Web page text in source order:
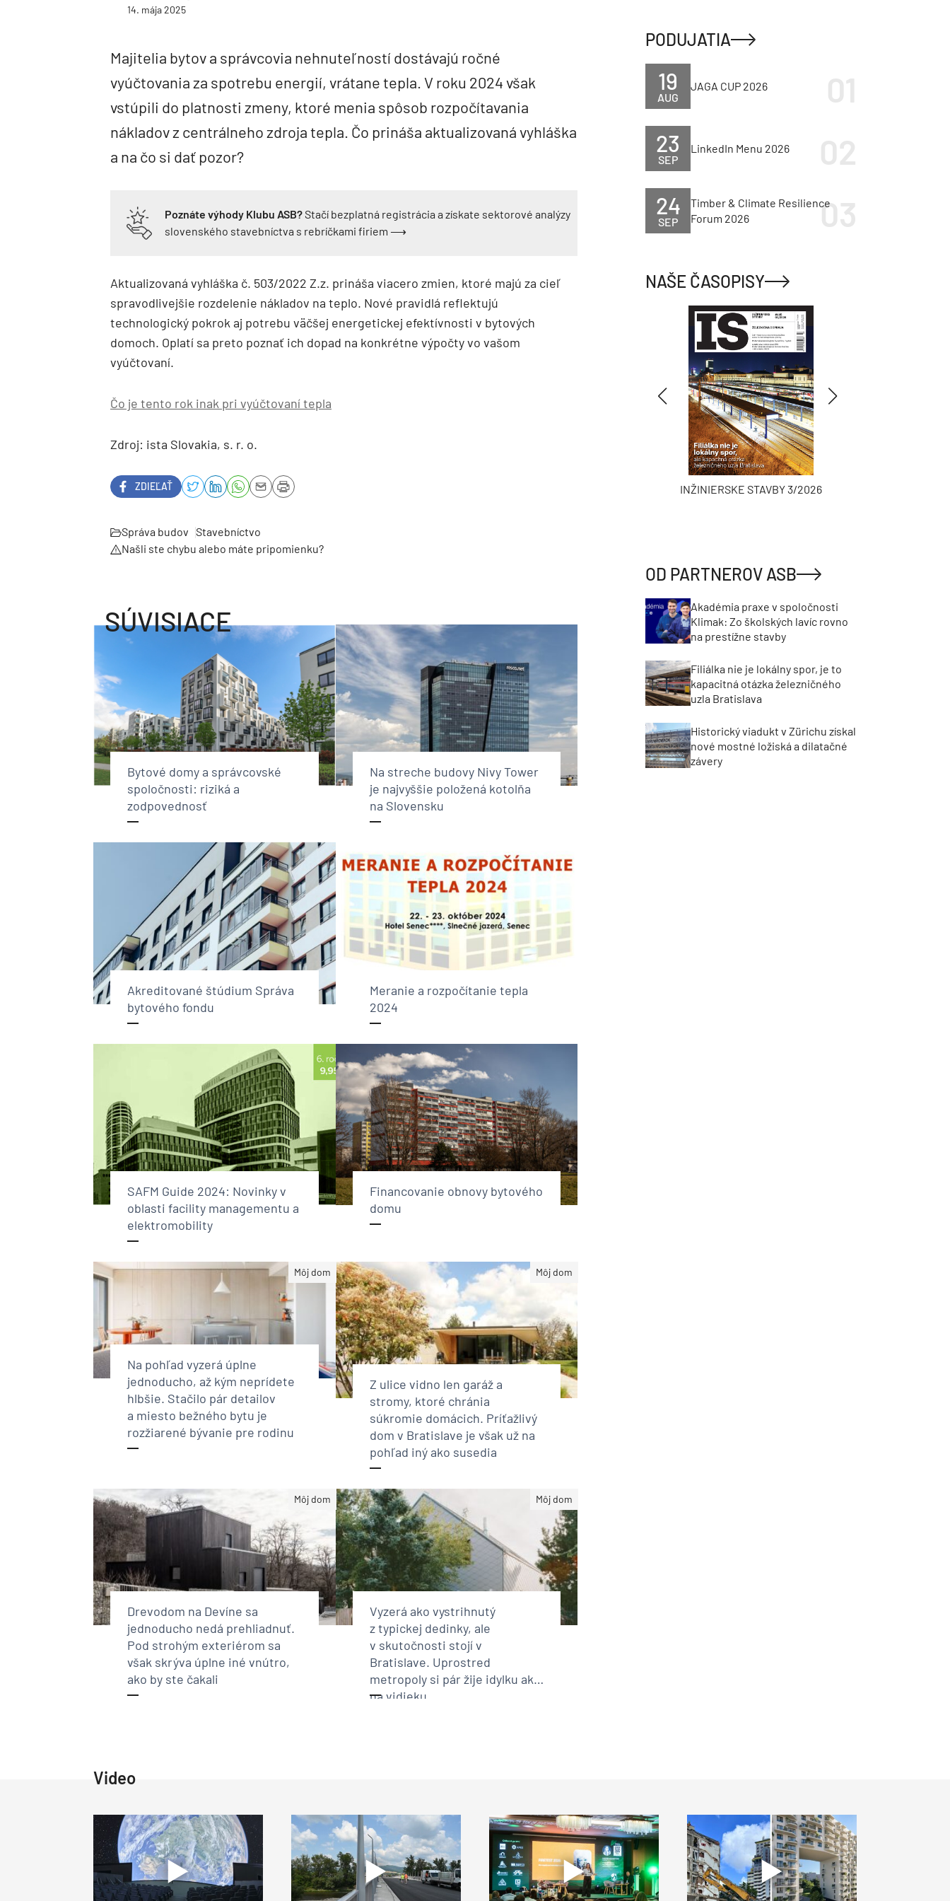
14. mája 2025
Majitelia bytov a správcovia nehnuteľností dostávajú ročné
vyúčtovania za spotrebu energií, vrátane tepla. V roku 2024 však
vstúpili do platnosti zmeny, ktoré menia spôsob rozpočítavania
nákladov z centrálneho zdroja tepla. Čo prináša aktualizovaná vyhláška
a na čo si dať pozor?
Poznáte výhody Klubu ASB?Stačí bezplatná registrácia a získate sektorové analýzy
slovenského stavebníctva s rebríčkami firiem ⟶
Aktualizovaná vyhláška č. 503/2022 Z.z. prináša viacero zmien, ktoré majú za cieľ
spravodlivejšie rozdelenie nákladov na teplo. Nové pravidlá reflektujú
technologický pokrok aj potrebu väčšej energetickej efektívnosti v bytových
domoch. Oplatí sa preto poznať ich dopad na konkrétne výpočty vo vašom
vyúčtovaní.
Čo je tento rok inak pri vyúčtovaní tepla
Zdroj: ista Slovakia, s. r. o.
ZDIEĽAŤ
Správa budov Stavebníctvo
Našli ste chybu alebo máte pripomienku?
SÚVISIACE
Bytové domy a správcovské
spoločnosti: riziká a
zodpovednosť
Na streche budovy Nivy Tower
je najvyššie položená kotolňa
na Slovensku
Akreditované štúdium Správa
bytového fondu
Meranie a rozpočítanie tepla
2024
SAFM Guide 2024: Novinky v
oblasti facility managementu a
elektromobility
Financovanie obnovy bytového
domu
Môj dom
Na pohľad vyzerá úplne
jednoducho, až kým neprídete
hlbšie. Stačilo pár detailov
a miesto bežného bytu je
rozžiarené bývanie pre rodinu
Môj dom
Z ulice vidno len garáž a
stromy, ktoré chránia
súkromie domácich. Príťažlivý
dom v Bratislave je však už na
pohľad iný ako susedia
Môj dom
Drevodom na Devíne sa
jednoducho nedá prehliadnuť.
Pod strohým exteriérom sa
však skrýva úplne iné vnútro,
ako by ste čakali
Môj dom
Vyzerá ako vystrihnutý
z typickej dedinky, ale
v skutočnosti stojí v
Bratislave. Uprostred
metropoly si pár žije idylku ako
na vidieku
Video
PODUJATIA
AUG
19 JAGA CUP 2026
SEP
23 LinkedIn Menu 2026
SEP
24
Timber & Climate Resilience
Forum 2026
NAŠE ČASOPISY
INŽINIERSKE STAVBY 3/2026
OD PARTNEROV ASB
Akadémia praxe v spoločnosti
Klimak: Zo školských lavíc rovno
na prestížne stavby
Filiálka nie je lokálny spor, je to
kapacitná otázka železničného
uzla Bratislava
Historický viadukt v Zürichu získal
nové mostné ložiská a dilatačné
závery